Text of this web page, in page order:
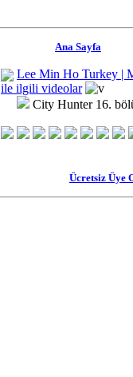
Ana Sayfa
Lee Min Ho Turkey |
ile ilgili videolar
City Hunter 16.
Ücretsiz Üye